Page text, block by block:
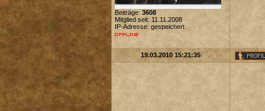
Beiträge: 3608
Mitglied seit: 11.11.2008
IP-Adresse: gespeichert
19.03.2010 15:21:35